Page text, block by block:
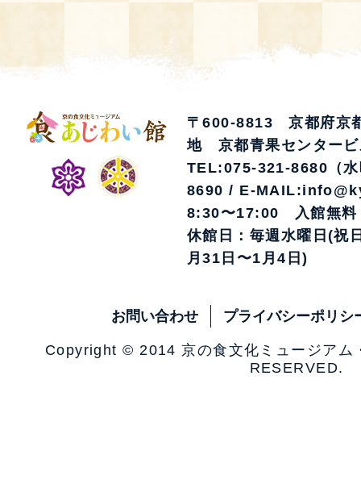
〒600-8813 京都府京
地 京都青果センタービ
TEL:075-321-8680（
8690 / E-
8:30〜17:00 入館無料
休館日：毎週水曜日(祝
月31日〜1月4日)
お問い合わせ プライバシーポリシ
Copyright © 2014 京の食文化ミュージア
RESERVED.